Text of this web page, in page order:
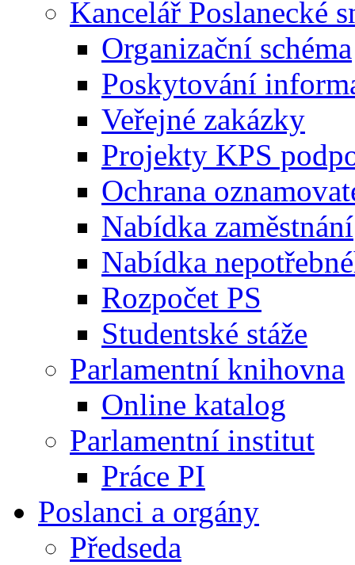
Kancelář Poslanecké
Organizační schéma
Poskytování
Veřejné zakázky
Projekty KPS
Ochrana
Nabídka zaměstnání
Nabídka
Rozpočet PS
Studentské stáže
Parlamentní knihovna
Online katalog
Parlamentní institut
Práce PI
Poslanci a orgány
Předseda